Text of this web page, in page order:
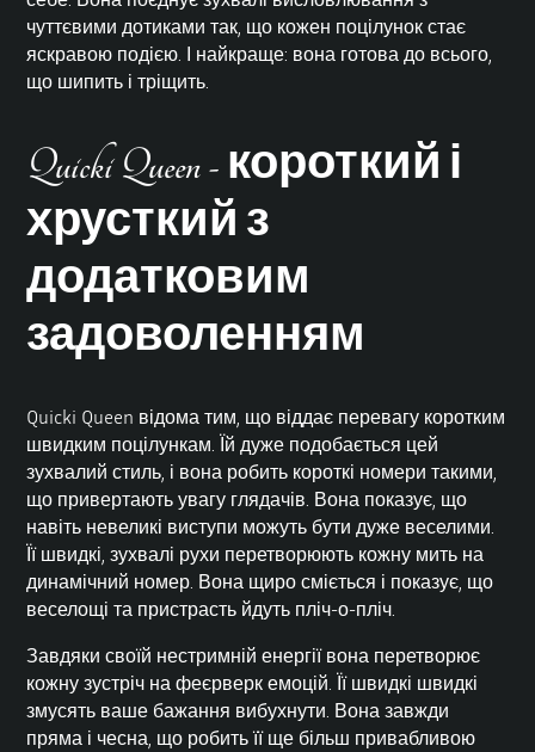
чуттєвими дотиками так, що кожен поцілунок стає
яскравою подією. І найкраще: вона готова до всього,
що шипить і тріщить.
Quicki Queen - короткий і
хрусткий з
додатковим
задоволенням
Quicki Queen відома тим, що віддає перевагу коротким
швидким поцілункам. Їй дуже подобається цей
зухвалий стиль, і вона робить короткі номери такими,
що привертають увагу глядачів. Вона показує, що
навіть невеликі виступи можуть бути дуже веселими.
Її швидкі, зухвалі рухи перетворюють кожну мить на
динамічний номер. Вона щиро сміється і показує, що
веселощі та пристрасть йдуть пліч-о-пліч.
Завдяки своїй нестримній енергії вона перетворює
кожну зустріч на феєрверк емоцій. Її швидкі швидкі
змусять ваше бажання вибухнути. Вона завжди
пряма і чесна, що робить її ще більш привабливою